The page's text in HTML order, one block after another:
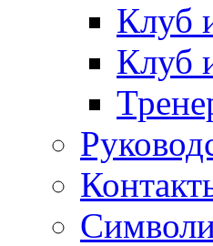
Клуб
Клуб